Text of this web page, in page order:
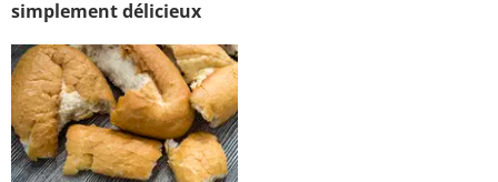
simplement délicieux